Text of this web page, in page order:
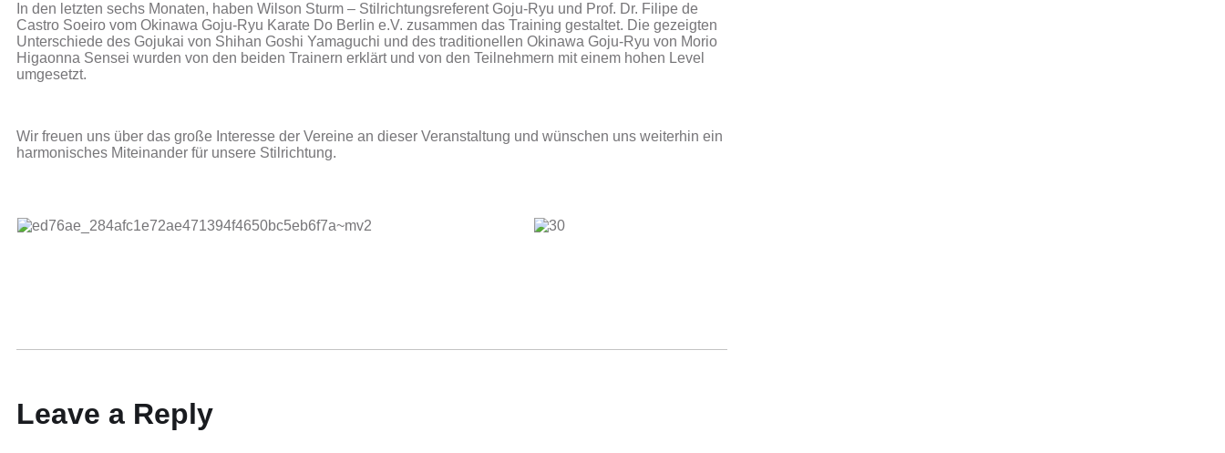
In den letzten sechs Monaten, haben Wilson Sturm – Stilrichtungsreferent Goju-Ryu und Prof. Dr. Filipe de
Castro Soeiro vom Okinawa Goju-Ryu Karate Do Berlin e.V. zusammen das Training gestaltet. Die gezeigten
Unterschiede des Gojukai von Shihan Goshi Yamaguchi und des traditionellen Okinawa Goju-Ryu von Morio
Higaonna Sensei wurden von den beiden Trainern erklärt und von den Teilnehmern mit einem hohen Level
umgesetzt.
Wir freuen uns über das große Interesse der Vereine an dieser Veranstaltung und wünschen uns weiterhin ein
harmonisches Miteinander für unsere Stilrichtung.
Leave a Reply